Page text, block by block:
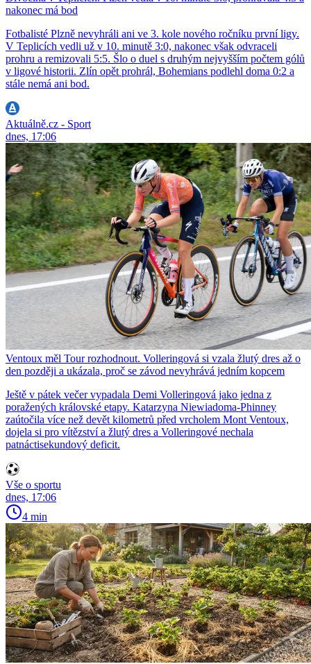
nakonec má bod
Fotbalisté Plzně nevyhráli ani ve 3. kole nového ročníku první ligy.
V Teplicích vedli už v 10. minutě 3:0, nakonec však odvraceli
prohru a remizovali 5:5. Šlo o duel s druhým nejvyšším počtem gólů
v ligové historii. Zlín opět prohrál, Bohemians podlehl doma 0:2 a
stále nemá ani bod.
Aktuálně.cz - Sport
dnes, 17:06
Ventoux měl Tour rozhodnout. Volleringová si vzala žlutý dres až o
den později a ukázala, proč se závod nevyhrává jedním kopcem
Ještě v pátek večer vypadala Demi Volleringová jako jedna z
poražených královské etapy. Katarzyna Niewiadoma-Phinney
zaútočila více než devět kilometrů před vrcholem Mont Ventoux,
dojela si pro vítězství a žlutý dres a Volleringové nechala
patnáctisekundový deficit.
Vše o sportu
dnes, 17:06
4 min